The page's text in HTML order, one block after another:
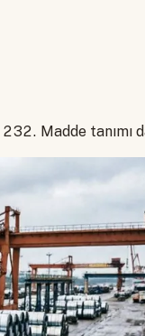
Madde tanımı